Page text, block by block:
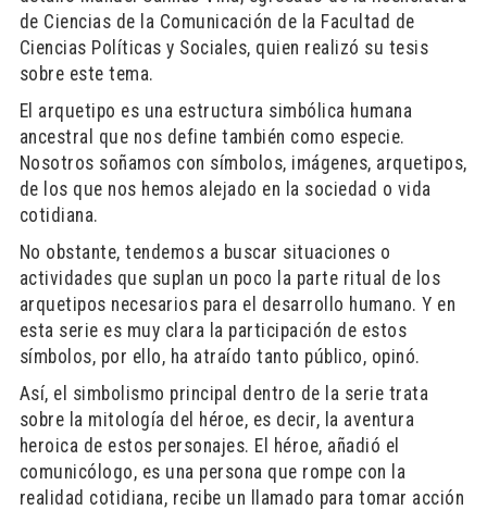
de Ciencias de la Comunicación de la Facultad de
Ciencias Políticas y Sociales, quien realizó su tesis
sobre este tema.
El arquetipo es una estructura simbólica humana
ancestral que nos define también como especie.
Nosotros soñamos con símbolos, imágenes, arquetipos,
de los que nos hemos alejado en la sociedad o vida
cotidiana.
No obstante, tendemos a buscar situaciones o
actividades que suplan un poco la parte ritual de los
arquetipos necesarios para el desarrollo humano. Y en
esta serie es muy clara la participación de estos
símbolos, por ello, ha atraído tanto público, opinó.
Así, el simbolismo principal dentro de la serie trata
sobre la mitología del héroe, es decir, la aventura
heroica de estos personajes. El héroe, añadió el
comunicólogo, es una persona que rompe con la
realidad cotidiana, recibe un llamado para tomar acción